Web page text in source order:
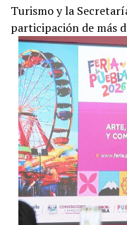
Turismo y la
participación de más